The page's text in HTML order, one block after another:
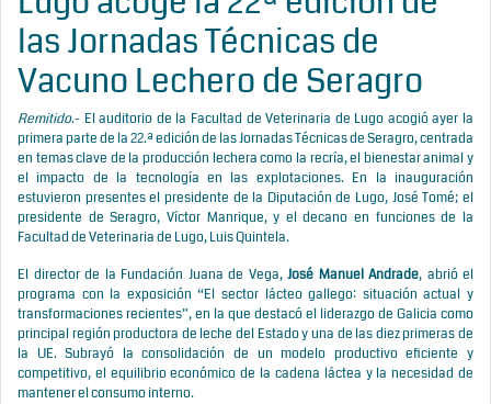
las Jornadas Técnicas de
Vacuno Lechero de Seragro
Remitido.- El auditorio de la Facultad de Veterinaria de Lugo acogió ayer la
primera parte de la 22.ª edición de las Jornadas Técnicas de Seragro, centrada
en temas clave de la producción lechera como la recría, el bienestar animal y
el impacto de la tecnología en las explotaciones. En la inauguración
estuvieron presentes el presidente de la Diputación de Lugo, José Tomé; el
presidente de Seragro, Víctor Manrique, y el decano en funciones de la
Facultad de Veterinaria de Lugo, Luis Quintela.
El director de la Fundación Juana de Vega, José Manuel Andrade, abrió el
programa con la exposición “El sector lácteo gallego: situación actual y
transformaciones recientes”, en la que destacó el liderazgo de Galicia como
principal región productora de leche del Estado y una de las diez primeras de
la UE. Subrayó la consolidación de un modelo productivo eficiente y
competitivo, el equilibrio económico de la cadena láctea y la necesidad de
mantener el consumo interno.